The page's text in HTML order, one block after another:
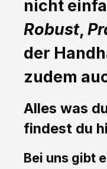
nicht
Robust,
der
zudem
Alles was
findest du
Bei uns gibt